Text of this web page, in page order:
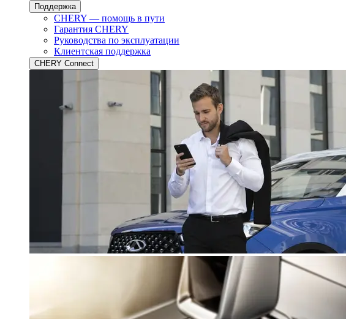
Поддержка
CHERY — помощь в пути
Гарантия CHERY
Руководства по эксплуатации
Клиентская поддержка
CHERY Connect